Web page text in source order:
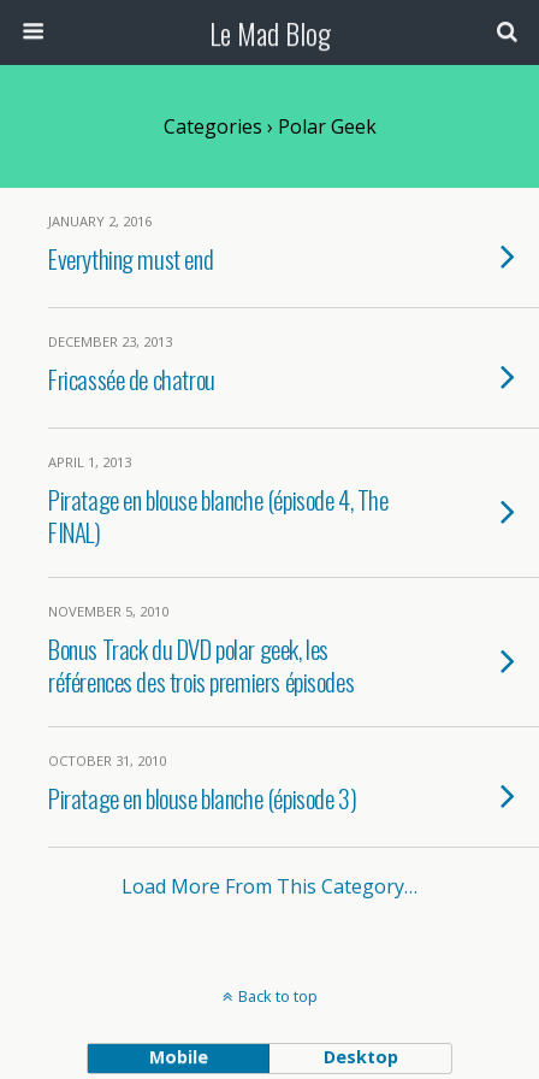
Le Mad Blog
Categories › Polar Geek
JANUARY 2, 2016
Everything must end
DECEMBER 23, 2013
Fricassée de chatrou
APRIL 1, 2013
Piratage en blouse blanche (épisode 4, The
FINAL)
NOVEMBER 5, 2010
Bonus Track du DVD polar geek, les
références des trois premiers épisodes
OCTOBER 31, 2010
Piratage en blouse blanche (épisode 3)
Load More From This Category…
Back to top
Mobile Desktop